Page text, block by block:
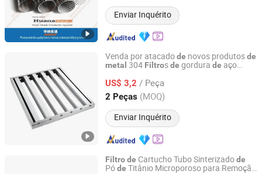
Enviar Inquérito
Venda por atacadode novos produtosde
metal 304 Filtrosde gordura de aço
para coifa com preço mais baixo
US$ 3,2 / Peça
2 Peças (MOQ)
Enviar Inquérito
Foshan Simple Technology Co., Ltd.
Guangdong, China Desde 2023
Filtrode Cartucho Tubo Sinterizadode
Póde Titânio Microporoso para Remoção